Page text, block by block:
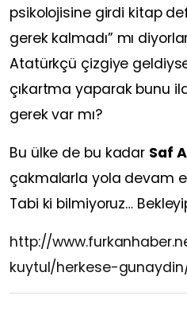
psikolojisine girdi kitap
gerek kalmadı” mı
Atatürkçü çizgiye
çıkartma yaparak bunu
gerek var mı?
Bu ülke de bu kadar Saf
çakmalarla yola devam
Tabi ki bilmiyoruz…
http://
kuytul/herkese-gunaydin/